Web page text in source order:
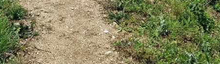
de la France
au nord aux assemblages de Grenache au sud.